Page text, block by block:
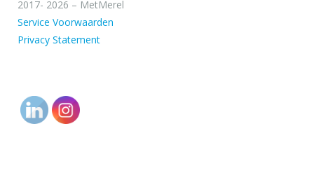
2017- 2026 – MetMerel
Service Voorwaarden
Privacy Statement